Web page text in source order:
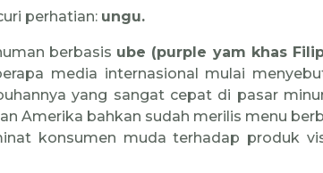
perhatian: ungu.
berbasis ube (purple yam khas
media internasional mulai
yang sangat cepat di pasar
Amerika bahkan sudah merilis menu
konsumen muda terhadap produk